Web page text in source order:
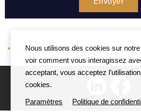
*En cas de problème, écrivez-nous à
Nous utilisons des cookies sur
voir comment vous interagissez
acceptant, vous acceptez
cookies.
Paramètres Politique de